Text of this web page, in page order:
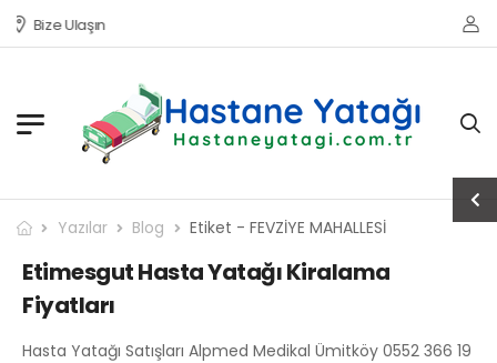
Bize Ulaşın
Yazılar Blog Etiket - FEVZİYE MAHALLESİ
Etimesgut Hasta Yatağı Kiralama
Fiyatları
Hasta Yatağı Satışları Alpmed Medikal Ümitköy 0552 366 19